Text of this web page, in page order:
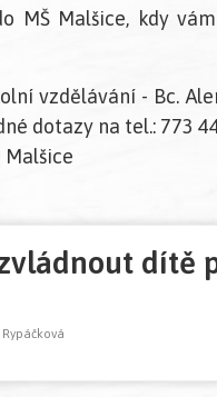
MŠ Malšice, kdy
vzdělávání - Bc.
dotazy na tel.: 773
Malšice
dítě